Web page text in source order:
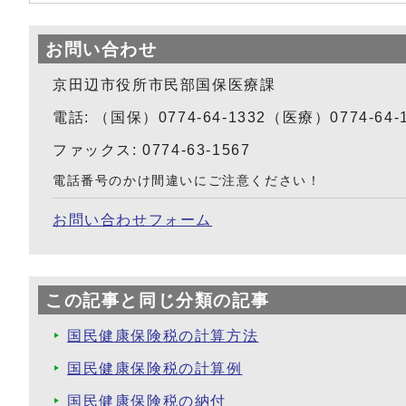
お問い合わせ
京田辺市役所市民部国保医療課
電話: （国保）0774-64-1332（医療）0774-64-
ファックス: 0774-63-1567
電話番号のかけ間違いにご注意ください！
お問い合わせフォーム
この記事と同じ分類の記事
国民健康保険税の計算方法
国民健康保険税の計算例
国民健康保険税の納付